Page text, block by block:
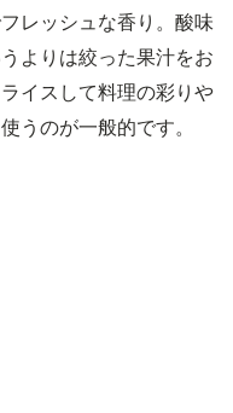
レッシュな香り。酸味
よりは絞った果汁をお
イスして料理の彩りや
うのが一般的です。